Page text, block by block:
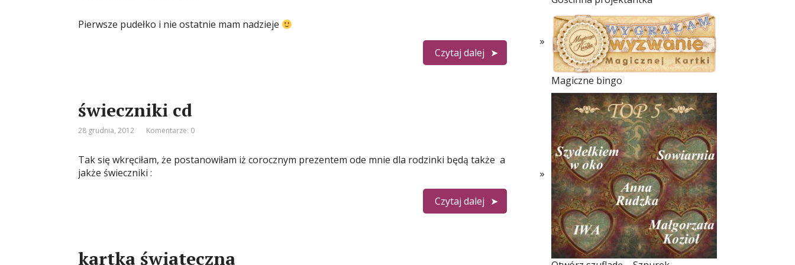
Pierwsze pudełko i nie ostatnie mam nadzieje
Czytaj dalej
świeczniki cd
28 grudnia, 2012 Komentarze: 0
Tak się wkręciłam, że postanowiłam iż corocznym prezentem ode mnie dla rodzinki będą także a
jakże świeczniki :
Czytaj dalej
kartka świateczna
Magiczne bingo